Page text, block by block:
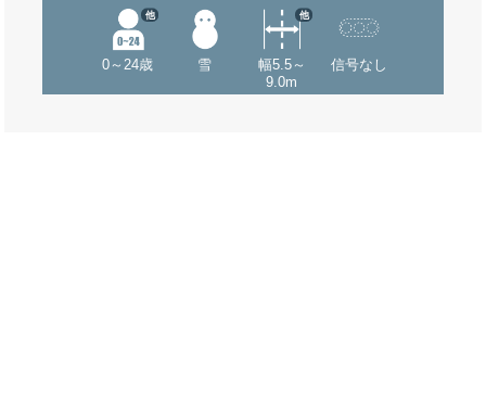
0～24歳
他
雪
幅5.5～
9.0m
他
信号なし